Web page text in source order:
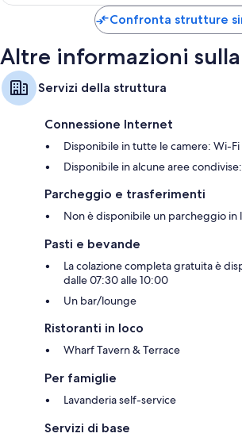
Confronta strutture
Altre informazioni
Servizi della struttura
Connessione Internet
Disponibile in tutte le camere: Wi-
Disponibile in alcune aree
Parcheggio e trasferimenti
Non è disponibile un parcheggio in
Pasti e bevande
La colazione completa gratuita è
dalle 07:30 alle 10:00
Un bar/lounge
Ristoranti in loco
Wharf Tavern & Terrace
Per famiglie
Lavanderia self-service
Servizi di base